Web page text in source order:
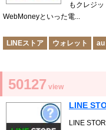
もクレジ
WebMoneyといった電...
LINEストア
ウォレット au
50127 view
LINE
LINE